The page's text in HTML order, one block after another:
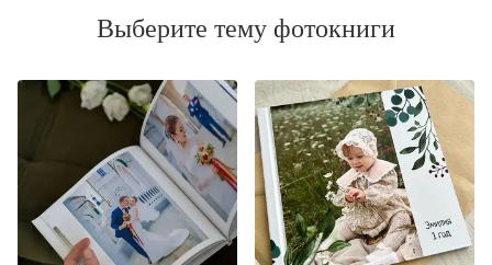
Выберите тему фотокниги